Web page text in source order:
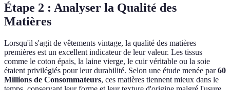
Étape 2 : Analyser la Qualité des
Matières
Lorsqu'il s'agit de vêtements vintage, la qualité des matières
premières est un excellent indicateur de leur valeur. Les tissus
comme le coton épais, la laine vierge, le cuir véritable ou la soie
étaient privilégiés pour leur durabilité. Selon une étude menée par60
Millions de Consommateurs, ces matières tiennent mieux dans le